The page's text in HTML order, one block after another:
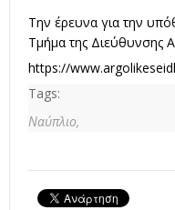
Την έρευνα για την
Τμήμα της Διεύθυνσης
https://
Tags:
Ναύπλιο,